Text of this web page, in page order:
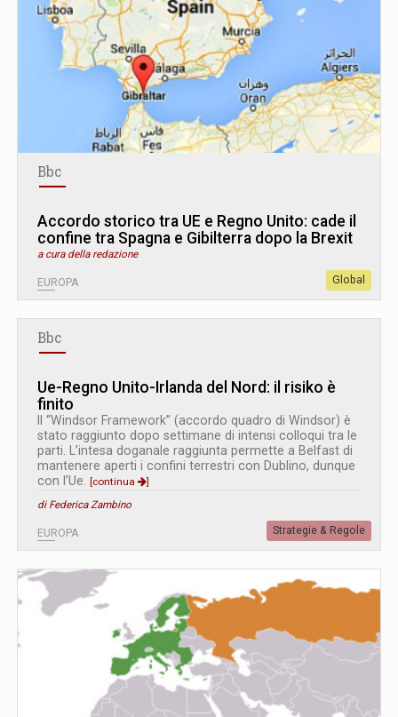
Bbc
Accordo storico tra UE e Regno Unito: cade il
confine tra Spagna e Gibilterra dopo la Brexit
a cura della redazione
EUROPA Global
Bbc
Ue-Regno Unito-Irlanda del Nord: il risiko è
finito
Il “Windsor Framework” (accordo quadro di Windsor) è
stato raggiunto dopo settimane di intensi colloqui tra le
parti. L’intesa doganale raggiunta permette a Belfast di
mantenere aperti i confini terrestri con Dublino, dunque
con l’Ue. [continua
]
di Federica Zambino
EUROPA Strategie & Regole